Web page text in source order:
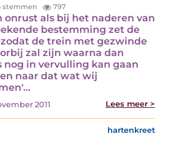
stemmen 797
onrust als bij het naderen van
bestemming zet de
de trein met gezwinde
zal zijn waarna dan
in vervulling kan gaan
naar dat wat wij
2011 Lees meer >
hartenkreet